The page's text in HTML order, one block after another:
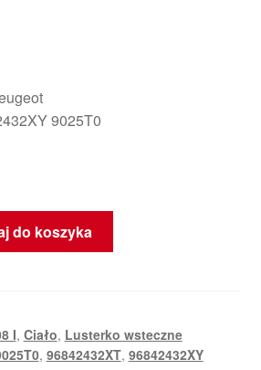
9025T0
do koszyka
I, Ciało, Lusterko wsteczne
, 96842432XT, 96842432XY